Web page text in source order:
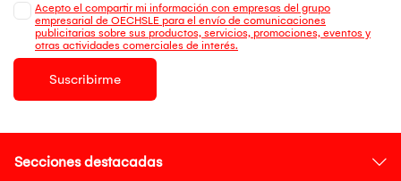
Acepto el compartir mi información con empresas del grupo
empresarial de OECHSLE para el envío de comunicaciones
publicitarias sobre sus productos, servicios, promociones, eventos y
otras actividades comerciales de interés.
Suscribirme
Secciones destacadas